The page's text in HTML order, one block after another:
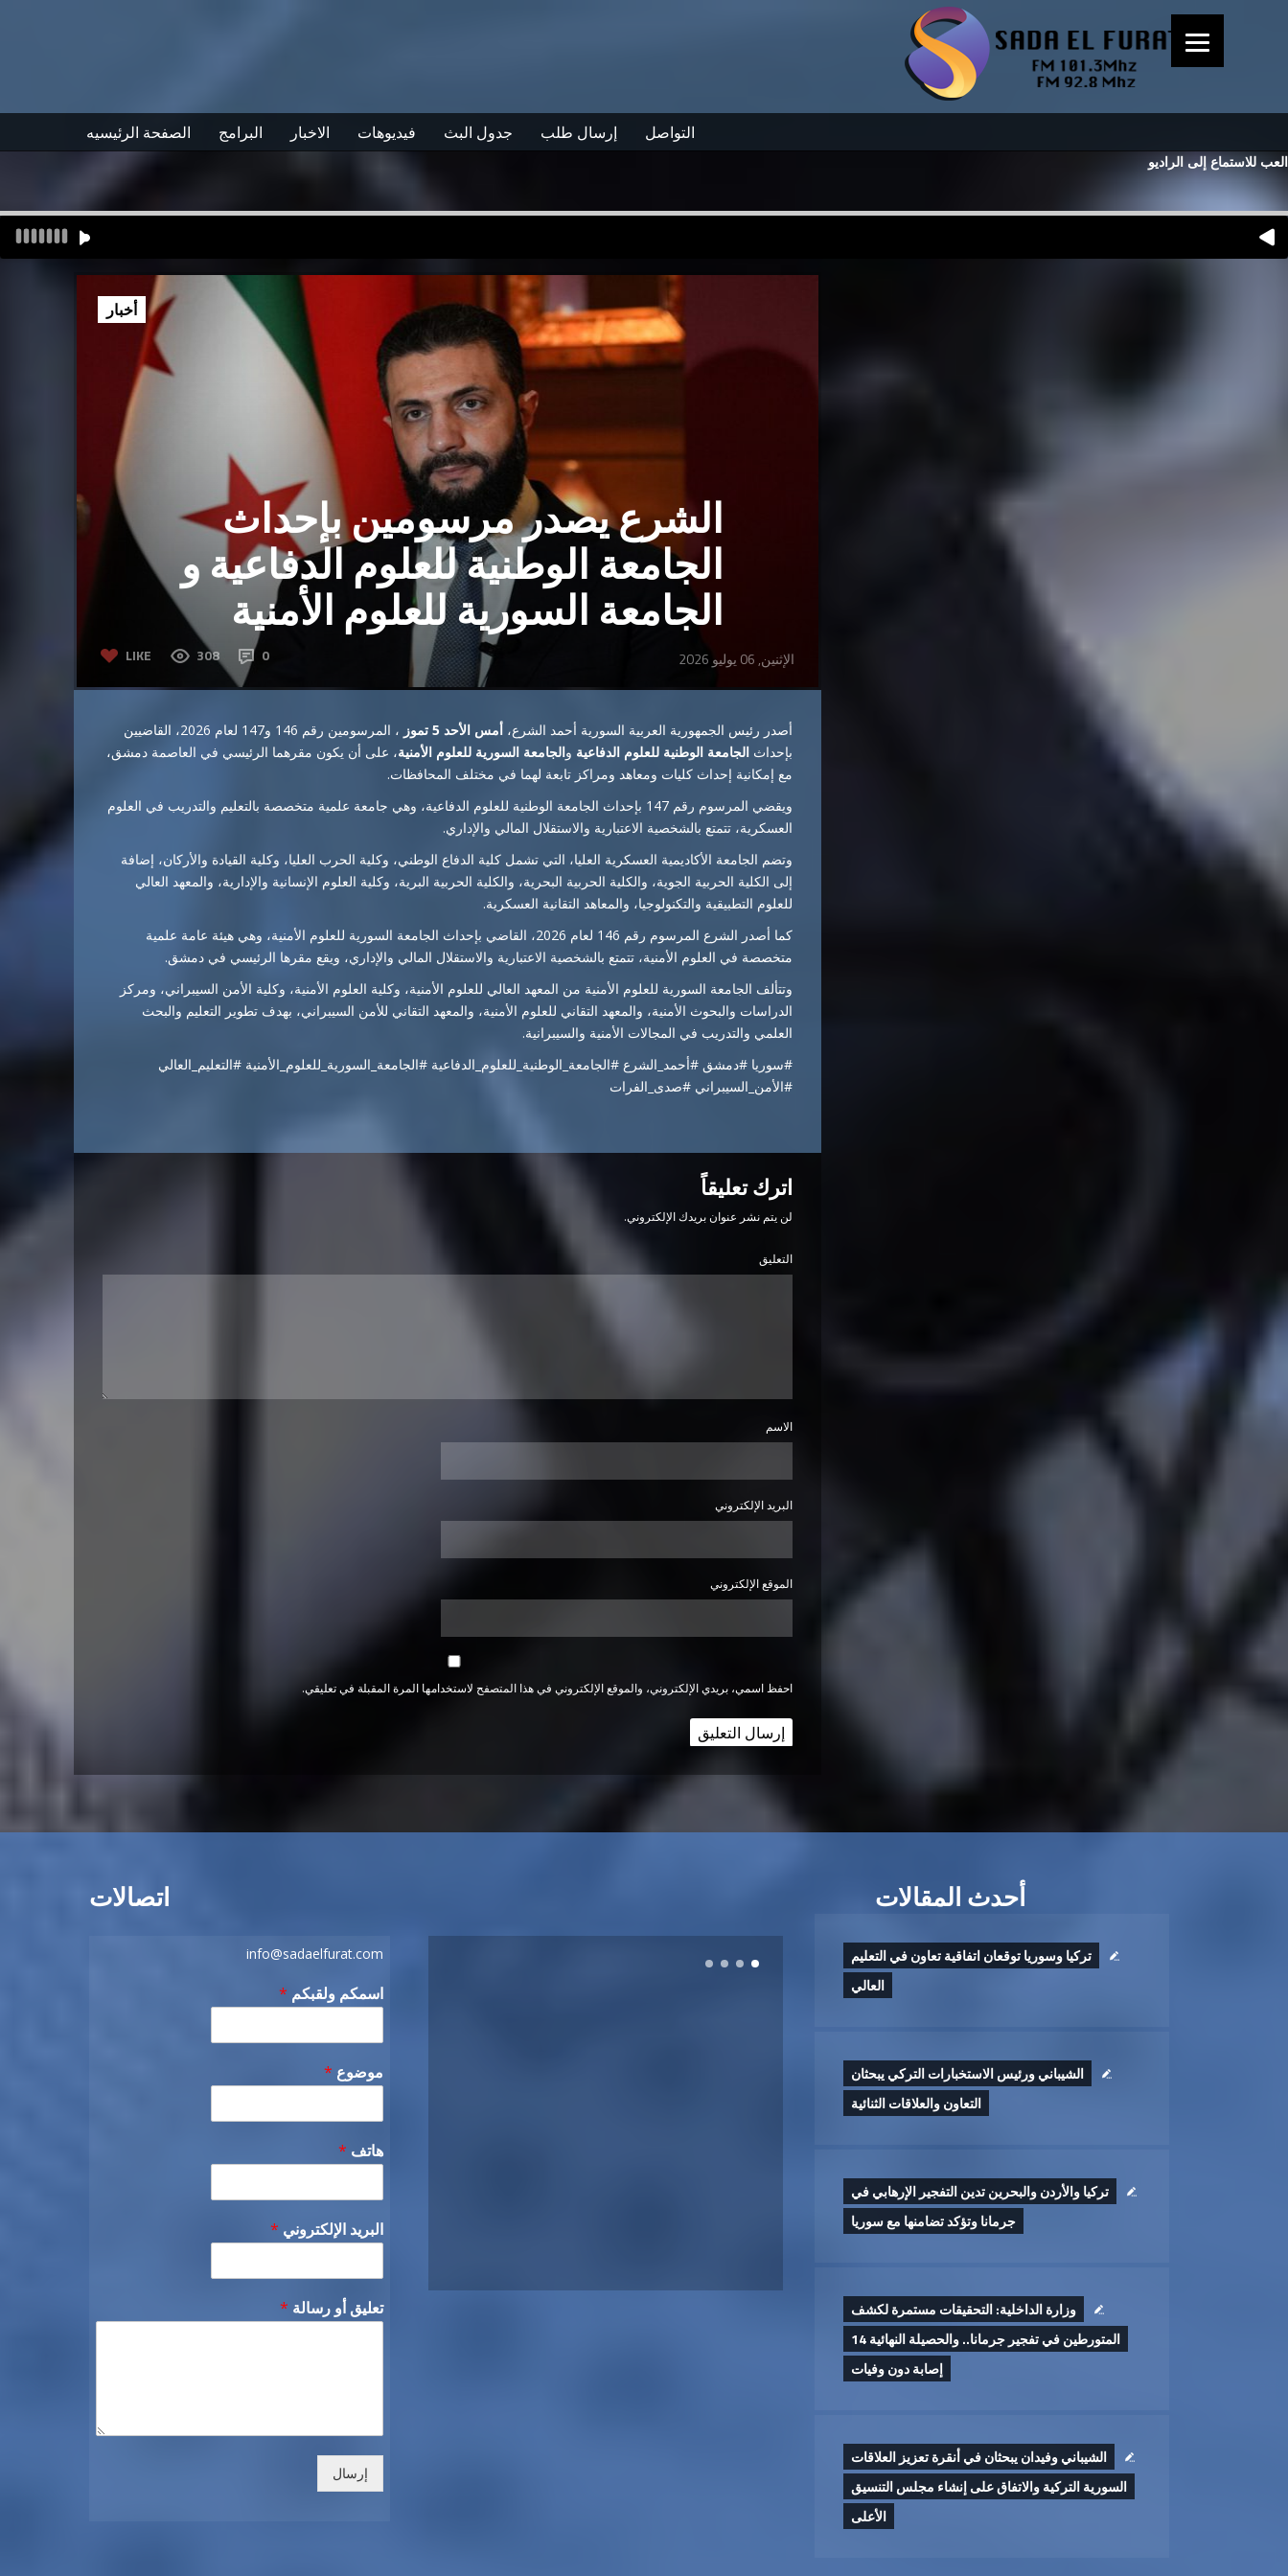
الصفحة الرئيسيه البرامج الاخبار فيديوهات جدول البث إرسال طلب التواصل
العب للاستماع إلى الراديو
الشرع يصدر مرسومين بإحداث
الجامعة الوطنية للعلوم الدفاعية و
الجامعة السورية للعلوم الأمنية
LIKE 308 0 الإثنين, 06 يوليو 2026
أخبار
أصدر رئيس الجمهورية العربية السورية أحمد الشرع، أمس الأحد 5 تموز
، المرسومين رقم 146 و147 لعام 2026، القاضيين
بإحداث الجامعة الوطنية للعلوم الدفاعية والجامعة السورية للعلوم الأمنية، على أن يكون مقرهما الرئيسي في العاصمة دمشق،
مع إمكانية إحداث كليات ومعاهد ومراكز تابعة لهما في مختلف المحافظات.
ويقضي المرسوم رقم 147 بإحداث الجامعة الوطنية للعلوم الدفاعية، وهي جامعة علمية متخصصة بالتعليم والتدريب في العلوم
العسكرية، تتمتع بالشخصية الاعتبارية والاستقلال المالي والإداري.
وتضم الجامعة الأكاديمية العسكرية العليا، التي تشمل كلية الدفاع الوطني، وكلية الحرب العليا، وكلية القيادة والأركان، إضافة
إلى الكلية الحربية الجوية، والكلية الحربية البحرية، والكلية الحربية البرية، وكلية العلوم الإنسانية والإدارية، والمعهد العالي
للعلوم التطبيقية والتكنولوجيا، والمعاهد التقانية العسكرية.
كما أصدر الشرع المرسوم رقم 146 لعام 2026، القاضي بإحداث الجامعة السورية للعلوم الأمنية، وهي هيئة عامة علمية
متخصصة في العلوم الأمنية، تتمتع بالشخصية الاعتبارية والاستقلال المالي والإداري، ويقع مقرها الرئيسي في دمشق.
وتتألف الجامعة السورية للعلوم الأمنية من المعهد العالي للعلوم الأمنية، وكلية العلوم الأمنية، وكلية الأمن السيبراني، ومركز
الدراسات والبحوث الأمنية، والمعهد التقاني للعلوم الأمنية، والمعهد التقاني للأمن السيبراني، بهدف تطوير التعليم والبحث
العلمي والتدريب في المجالات الأمنية والسيبرانية.
#سوريا #دمشق #أحمد_الشرع #الجامعة_الوطنية_للعلوم_الدفاعية #الجامعة_السورية_للعلوم_الأمنية #التعليم_العالي
#الأمن_السيبراني #صدى_الفرات
اترك تعليقاً
لن يتم نشر عنوان بريدك الإلكتروني.
التعليق
الاسم
البريد الإلكتروني
الموقع الإلكتروني
احفظ اسمي، بريدي الإلكتروني، والموقع الإلكتروني في هذا المتصفح لاستخدامها المرة المقبلة في تعليقي.
اتصالات
info@sadaelfurat.com
اسمكم ولقبكم *
موضوع *
هاتف *
البريد الإلكتروني *
تعليق أو رسالة *
إرسال
أحدث المقالات
تركيا وسوريا توقعان اتفاقية تعاون في التعليم
العالي
الشيباني ورئيس الاستخبارات التركي يبحثان
التعاون والعلاقات الثنائية
تركيا والأردن والبحرين تدين التفجير الإرهابي في
جرمانا وتؤكد تضامنها مع سوريا
وزارة الداخلية: التحقيقات مستمرة لكشف
المتورطين في تفجير جرمانا.. والحصيلة النهائية 14
إصابة دون وفيات
الشيباني وفيدان يبحثان في أنقرة تعزيز العلاقات
السورية التركية والاتفاق على إنشاء مجلس التنسيق
الأعلى